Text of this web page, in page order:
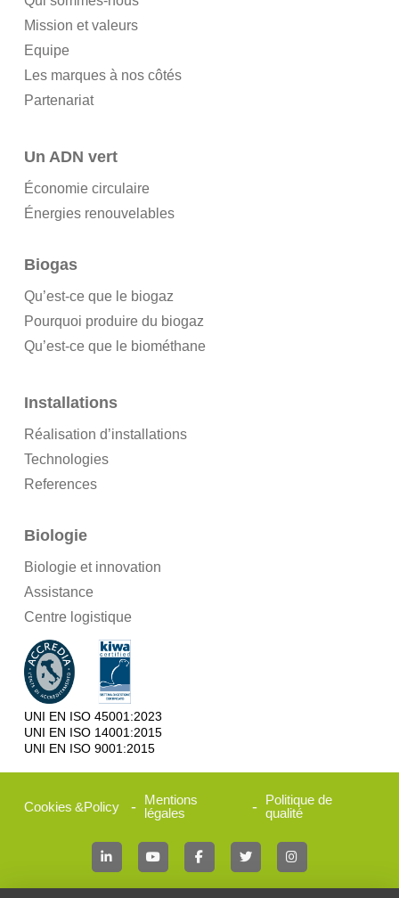
Mission et valeurs
Equipe
Les marques à nos côtés
Partenariat
Un ADN vert
Économie circulaire
Énergies renouvelables
Biogas
Qu’est-ce que le biogaz
Pourquoi produire du biogaz
Qu’est-ce que le biométhane
Installations
Réalisation d’installations
Technologies
References
Biologie
Biologie et innovation
Assistance
Centre logistique
UNI EN ISO 45001:2023
UNI EN ISO 14001:2015
UNI EN ISO 9001:2015
Cookies &Policy - Mentions
légales
- Politique de
qualité